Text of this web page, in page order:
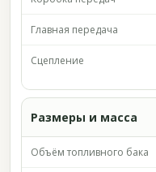
Главная передача
Сцепление
Размеры и масса
Объём топливного бака